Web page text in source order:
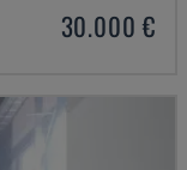
30.000 €